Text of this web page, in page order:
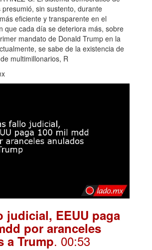
presumió, sin sustento, durante
eficiente y transparente en el
que cada día se deteriora más, sobre
mandato de Donald Trump en la
se sabe de la existencia de
multimillonarios, R
judicial, EEUU paga
por aranceles
a Trump. 00:53